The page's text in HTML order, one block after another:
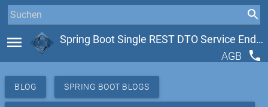
menu
Spring Boot Single REST DTO Service Endpoint
AGB
phone
BLOG SPRING BOOT BLOGS